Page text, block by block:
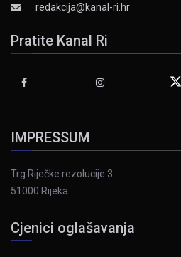
redakcija@kanal-ri.hr
Pratite Kanal Ri
IMPRESSUM
Trg Riječke rezolucije 3
51000 Rijeka
Cjenici oglašavanja